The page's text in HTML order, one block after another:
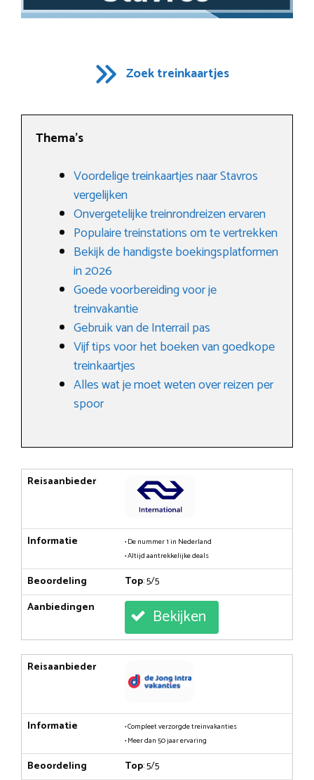
Zoek treinkaartjes
Thema’s
Voordelige treinkaartjes naar Stavros
vergelijken
Onvergetelijke treinrondreizen ervaren
Populaire treinstations om te vertrekken
Bekijk de handigste boekingsplatformen
in 2026
Goede voorbereiding voor je
treinvakantie
Gebruik van de Interrail pas
Vijf tips voor het boeken van goedkope
treinkaartjes
Alles wat je moet weten over reizen per
spoor
Reisaanbieder
Informatie
• De nummer 1 in Nederland
• Altijd aantrekkelijke deals
Beoordeling Top: 5/5
Aanbiedingen
Bekijken
Reisaanbieder
Informatie
• Compleet verzorgde treinvakanties
• Meer dan 50 jaar ervaring
Beoordeling Top: 5/5